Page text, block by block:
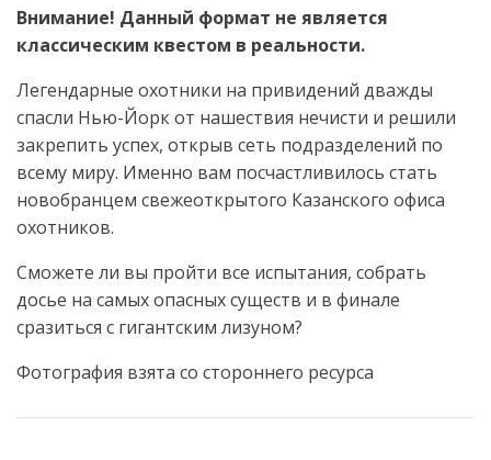
Внимание! Данный формат не является
классическим квестом в реальности.
Легендарные охотники на привидений дважды
спасли Нью-Йорк от нашествия нечисти и решили
закрепить успех, открыв сеть подразделений по
всему миру. Именно вам посчастливилось стать
новобранцем свежеоткрытого Казанского офиса
охотников.
Сможете ли вы пройти все испытания, собрать
досье на самых опасных существ и в финале
сразиться с гигантским лизуном?
Фотография взята со стороннего ресурса